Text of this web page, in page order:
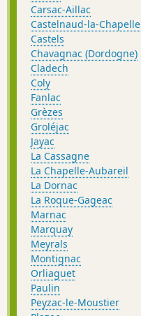
Carsac-Aillac
Castelnaud-la-Chapelle
Castels
Chavagnac (Dordogne)
Cladech
Coly
Fanlac
Grèzes
Groléjac
Jayac
La Cassagne
La Chapelle-Aubareil
La Dornac
La Roque-Gageac
Marnac
Marquay
Meyrals
Montignac
Orliaguet
Paulin
Peyzac-le-Moustier